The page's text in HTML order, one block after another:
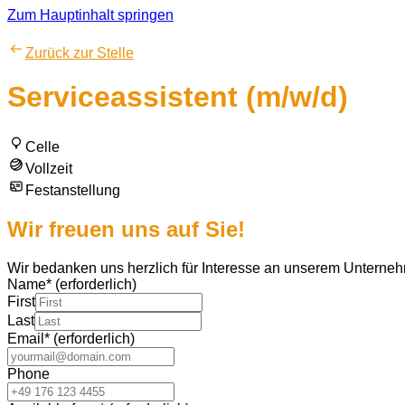
Zum Hauptinhalt springen
Zurück zur Stelle
Serviceassistent (m/w/d)
Celle
Vollzeit
Festanstellung
Wir freuen uns auf Sie!
Wir bedanken uns herzlich für Interesse an unserem
Name* (erforderlich)
First
Last
Email * (erforderlich)
Phone